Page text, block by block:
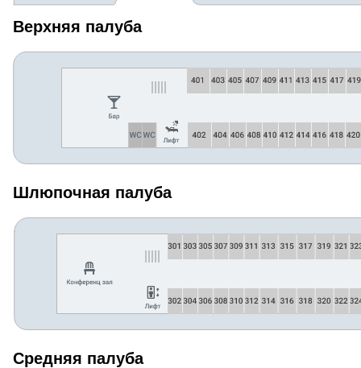
Верхняя палуба
Шлюпочная палуба
Средняя палуба